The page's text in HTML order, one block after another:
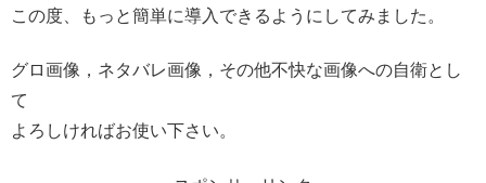
この度、もっと簡単に導入できるようにしてみました。
グロ画像，ネタバレ画像，その他不快な画像への自衛とし
て
よろしければお使い下さい。